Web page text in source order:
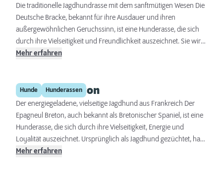
Die traditionelle Jagdhundrasse mit dem sanftmütigen Wesen Die
Deutsche Bracke, bekannt für ihre Ausdauer und ihren
außergewöhnlichen Geruchssinn, ist eine Hunderasse, die sich
durch ihre Vielseitigkeit und Freundlichkeit auszeichnet. Sie wird
vor allem in Deutschland für die Jagd eingesetzt, hat sich aber
Wesen, die Pflege und die Gesundheit dieser besonderen Rasse.
Mehr erfahren
Hunde Hunderassen
Epagneul Breton
Der energiegeladene, vielseitige Jagdhund aus Frankreich Der
Epagneul Breton, auch bekannt als Bretonischer Spaniel, ist eine
Hunderasse, die sich durch ihre Vielseitigkeit, Energie und
Loyalität auszeichnet. Ursprünglich als Jagdhund gezüchtet, hat
sich der Epagneul Breton zu einem beliebten Familienbegleiter
Mehr erfahren